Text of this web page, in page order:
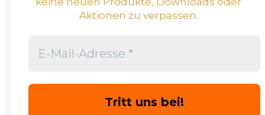
Aktionen zu verpassen.